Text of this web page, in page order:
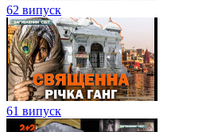
62 випуск
61 випуск